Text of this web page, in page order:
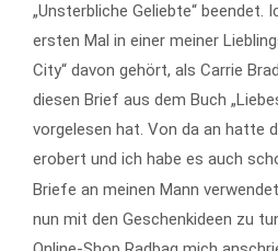
„Unsterbliche Geliebte“ beendet.
ersten Mal in einer meiner
City“ davon gehört, als Carrie
diesen Brief aus dem Buch
vorgelesen hat. Von da an hatte
erobert und ich habe es auch
Briefe an meinen Mann
nun mit den Geschenkideen zu